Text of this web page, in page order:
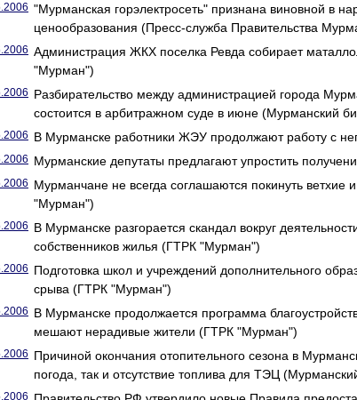
"Мурманская горэлектросеть" признана виновной в
ценообразования (Пресс-служба Правительства
Администрация ЖКХ поселка Ревда собирает
"Мурман")
Разбирательство между администрацией города
состоится в арбитражном суде в июне (Мурманский
В Мурманске работники ЖЭУ продолжают работу с
Мурманские депутаты предлагают упростить
Мурманчане не всегда соглашаются покинуть
"Мурман")
В Мурманске разгорается скандал вокруг
собственников жилья (ГТРК "Мурман")
Подготовка школ и учреждений дополнительного
срыва (ГТРК "Мурман")
В Мурманске продолжается программа
мешают нерадивые жители (ГТРК "Мурман")
Причиной окончания отопительного сезона в
погода, так и отсутствие топлива для ТЭЦ